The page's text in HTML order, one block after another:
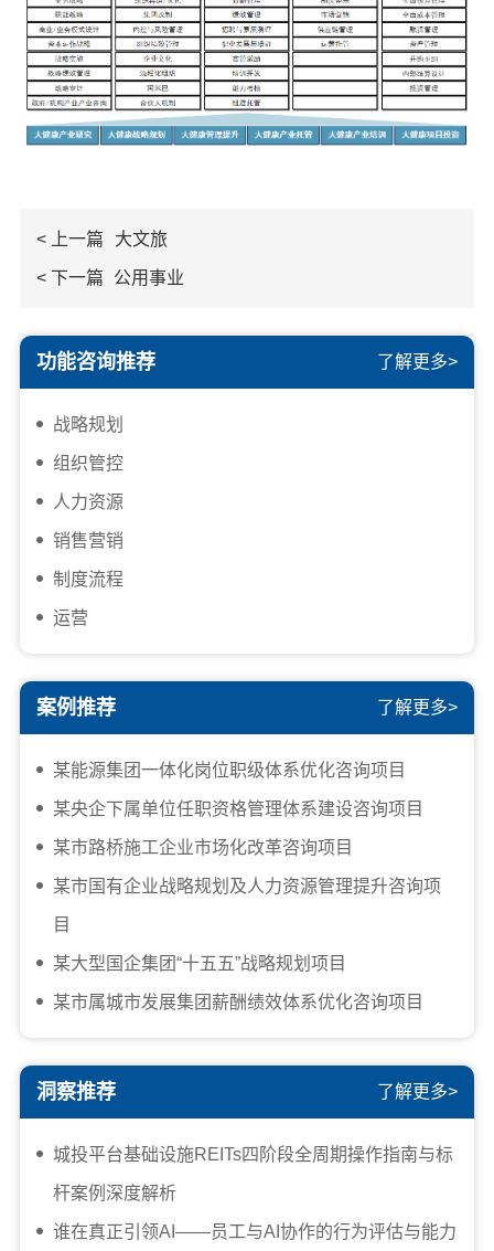
< 上一篇 大文旅
< 下一篇 公用事业
功能咨询推荐 了解更多>
战略规划
组织管控
人力资源
销售营销
制度流程
运营
案例推荐 了解更多>
某能源集团一体化岗位职级体系优化咨询项目
某央企下属单位任职资格管理体系建设咨询项目
某市路桥施工企业市场化改革咨询项目
某市国有企业战略规划及人力资源管理提升咨询项
目
某大型国企集团“十五五”战略规划项目
某市属城市发展集团薪酬绩效体系优化咨询项目
洞察推荐 了解更多>
城投平台基础设施REITs四阶段全周期操作指南与标
杆案例深度解析
谁在真正引领AI——员工与AI协作的行为评估与能力